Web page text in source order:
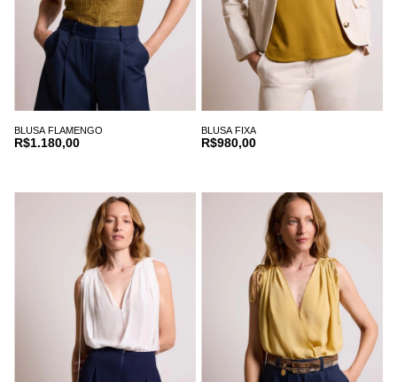
BLUSA FLAMENGO
R$1.180,00
BLUSA FIXA
R$980,00